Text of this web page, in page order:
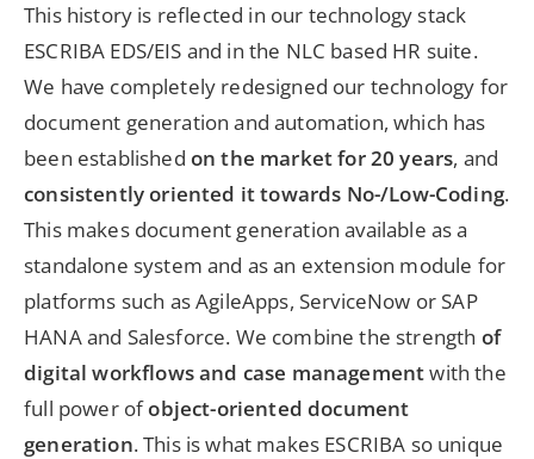
This history is reflected in our technology stack
ESCRIBA EDS/EIS and in the NLC based HR suite.
We have completely redesigned our technology for
document generation and automation, which has
been established on the market for 20 years, and
consistently oriented it towards No-/Low-Coding.
This makes document generation available as a
standalone system and as an extension module for
platforms such as AgileApps, ServiceNow or SAP
HANA and Salesforce. We combine the strength of
digital workflows and case managementwith the
full power ofobject-oriented document
generation. This is what makes ESCRIBA so unique